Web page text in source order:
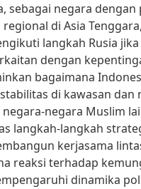
sebagai negara
regional di Asia
langkah Rusia
dengan
bagaimana
di kawasan
negara Muslim
langkah-langkah
kerjasama
reaksi terhadap
dinamika